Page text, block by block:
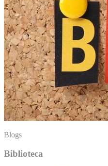
Blogs
Biblioteca